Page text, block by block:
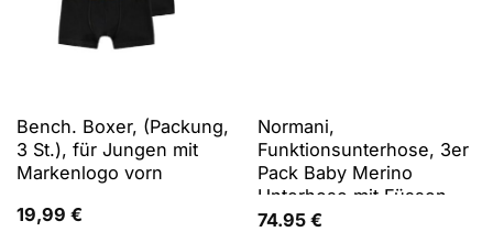
Bench. Boxer, (Packung,
3 St.), für Jungen mit
Markenlogo vorn
19,99 €
Normani,
Funktionsunterhose, 3er
Pack Baby Merino
Unterhose mit Füssen -
9543 (56), Blau, Grau,
74.95 €